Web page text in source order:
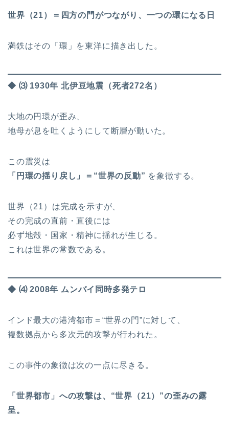
世界（21）＝四方の門がつながり、一つの環になる日
満鉄はその「環」を東洋に描き出した。
◆ ⑶ 1930年 北伊豆地震（死者272名）
大地の円環が歪み、
地母が息を吐くようにして断層が動いた。
この震災は
「円環の揺り戻し」＝“世界の反動” を象徴する。
世界（21）は完成を示すが、
その完成の直前・直後には
必ず地殻・国家・精神に揺れが生じる。
これは世界の常数である。
◆ ⑷ 2008年 ムンバイ同時多発テロ
インド最大の港湾都市＝“世界の門”に対して、
複数拠点から多次元的攻撃が行われた。
この事件の象徴は次の一点に尽きる。
「世界都市」への攻撃は、“世界（21）”の歪みの露
呈。